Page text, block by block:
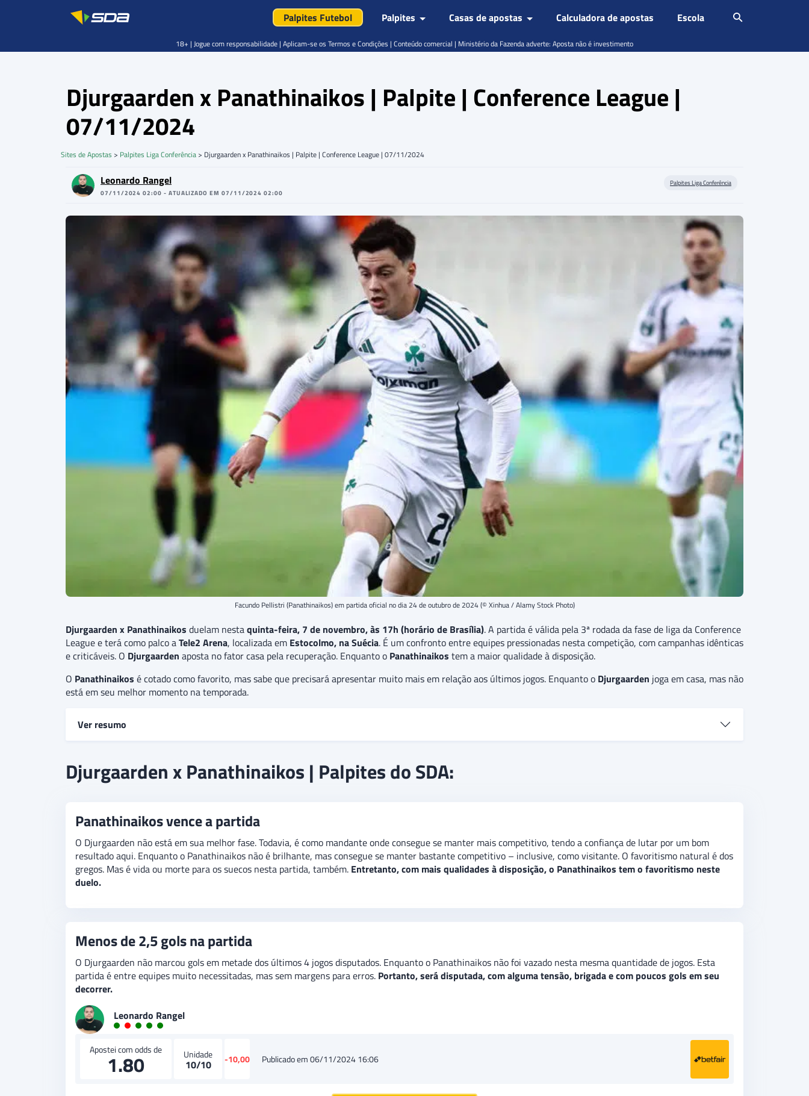
Palpites Futebol Palpites Casas de apostas Calculadora de apostas Escola
Djurgaarden x Panathinaikos | Palpite | Conference League |
07/11/2024
Sites de Apostas > Palpites Liga Conferência > Djurgaarden x Panathinaikos | Palpite | Conference League | 07/11/2024
Leonardo Rangel
07/11/2024 02:00 - ATUALIZADO EM 07/11/2024 02:00
Palpites Liga Conferência
Facundo Pellistri (Panathinaikos) em partida oficial no dia 24 de outubro de 2024 (© Xinhua / Alamy Stock Photo)
Djurgaarden x Panathinaikos duelam nestaquinta-feira, 7 de novembro, às 17h (horário de Brasília). A partida é válida pela 3ª rodada da fase de liga da Conference
League e terá como palco aTele2 Arena, localizada em Estocolmo, na Suécia. É um confronto entre equipes pressionadas nesta competição, com campanhas idênticas
e criticáveis. O Djurgaarden aposta no fator casa pela recuperação. Enquanto o Panathinaikos tem a maior qualidade à disposição.
O Panathinaikos é cotado como favorito, mas sabe que precisará apresentar muito mais em relação aos últimos jogos. Enquanto o Djurgaarden joga em casa, mas não
está em seu melhor momento na temporada.
Ver resumo
Enquanto o Panathinaikos não perdeu em seus últimos 2 jogos.O palpite éde vitória do Panathinaikos, sendo mais forte tecnicamente. Além disso, há a
expectativa de que a partida não tenha mais de dois gols, indicando uma aposta de “abaixo de 2,5 gols” no jogo.
Djurgaarden x Panathinaikos | Palpites do SDA:
Panathinaikos vence a partida
O Djurgaarden não está em sua melhor fase. Todavia, é como mandante onde consegue se manter mais competitivo, tendo a confiança de lutar por um bom
resultado aqui. Enquanto o Panathinaikos não é brilhante, mas consegue se manter bastante competitivo – inclusive, como visitante. O favoritismo natural é dos
gregos. Mas é vida ou morte para os suecos nesta partida, também. Entretanto, com mais qualidades à disposição, o Panathinaikos tem o favoritismo neste
duelo.
Menos de 2,5 gols na partida
O Djurgaarden não marcou gols em metade dos últimos 4 jogos disputados. Enquanto o Panathinaikos não foi vazado nesta mesma quantidade de jogos. Esta
partida é entre equipes muito necessitadas, mas sem margens para erros. Portanto, será disputada, com alguma tensão, brigada e com poucos gols em seu
decorrer.
Leonardo Rangel
Apostei com odds de
1.80 Unidade
10/10 -10,00 Publicado em 06/11/2024 16:06
18+ | Jogue com responsabilidade | Aplicam-se os Termos e Condições | Conteúdo comercial | Ministério da Fazenda adverte: Aposta não é investimento